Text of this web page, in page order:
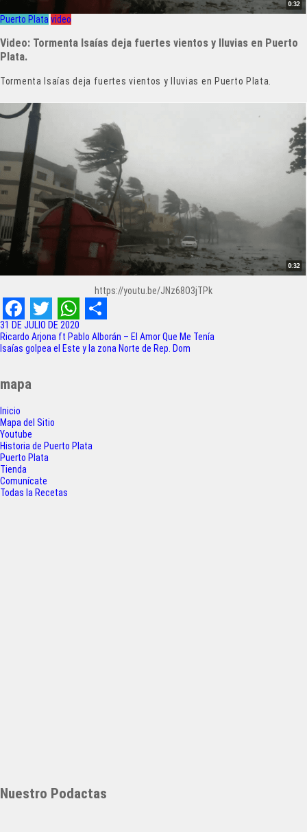
Puerto Plata video
Video: Tormenta Isaías deja fuertes vientos y lluvias en Puerto
Plata.
Tormenta Isaías deja fuertes vientos y lluvias en Puerto Plata.
https://youtu.be/JNz68O3jTPk
F
a
c
e
b
o
o
k
T
w
t
t
e
r
W
h
A
p
S
h
31 DE JULIO DE 2020
Navegación
de
Ricardo Arjona ft Pablo Alborán – El Amor Que Me Tenía
Isaías golpea el Este y la zona Norte de Rep. Dom
mapa
Inicio
Mapa del Sitio
Youtube
Historia de Puerto Plata
Puerto Plata
Tienda
Comunícate
Todas la Recetas
Nuestro Podactas